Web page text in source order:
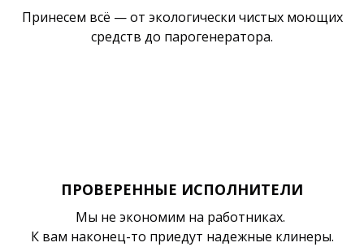
Принесем всё — от экологически чистых моющих
средств до парогенератора.
ПРОВЕРЕННЫЕ ИСПОЛНИТЕЛИ
Мы не экономим на работниках.
К вам наконец-то приедут надежные клинеры.